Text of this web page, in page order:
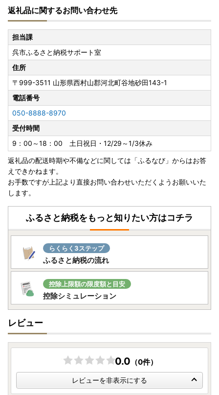
返礼品に関するお問い合わせ先
担当課
呉市ふるさと納税サポート室
住所
〒999-3511 山形県西村山郡河北町谷地砂田143-1
電話番号
050-8888-8970
受付時間
9：00～18：00 土日祝日・12/29～1/3休み
返礼品の配送時期や不備などに関しては「ふるなび」からはお答
えできかねます。
お手数ですが上記より直接お問い合わせいただくようお願いいた
します。
ふるさと納税をもっと知りたい方はコチラ
らくらく3ステップ
ふるさと納税の流れ
控除上限額の限度額と目安
控除シミュレーション
レビュー
0.0 （0件）
レビューを非表示にする